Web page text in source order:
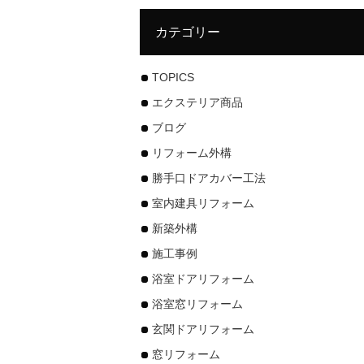
カテゴリー
TOPICS
エクステリア商品
ブログ
リフォーム外構
勝手口ドアカバー工法
室内建具リフォーム
新築外構
施工事例
浴室ドアリフォーム
浴室窓リフォーム
玄関ドアリフォーム
窓リフォーム